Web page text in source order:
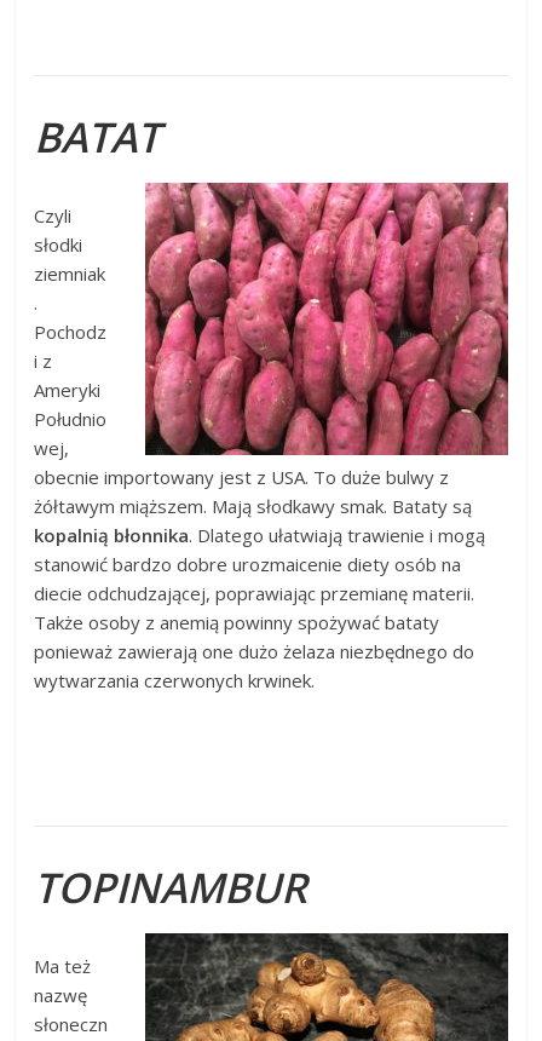
BATAT
Czyli
słodki
ziemniak
.
Pochodz
i z
Ameryki
Południo
wej,
obecnie importowany jest z USA. To duże bulwy z
żółtawym miąższem. Mają słodkawy smak. Bataty są
kopalnią błonnika. Dlatego ułatwiają trawienie i mogą
stanowić bardzo dobre urozmaicenie diety osób na
diecie odchudzającej, poprawiając przemianę materii.
Także osoby z anemią powinny spożywać bataty
ponieważ zawierają one dużo żelaza niezbędnego do
wytwarzania czerwonych krwinek.
TOPINAMBUR
Ma też
nazwę
słoneczn